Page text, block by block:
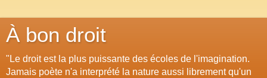
À bon droit
"Le droit est la plus puissante des écoles de l'imagination.
Jamais poète n'a interprété la nature aussi librement qu'un